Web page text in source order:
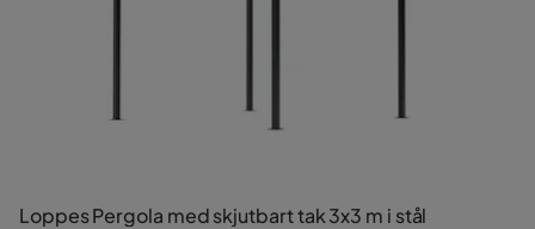
Loppes Pergola med skjutbart tak 3x3 m i stål